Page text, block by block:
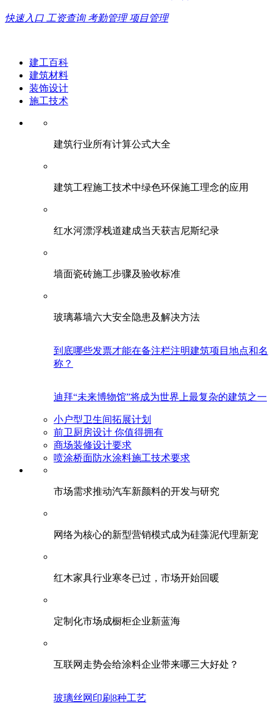
快速入口 工资查询 考勤管理 项目管理
建工百科
建筑材料
装饰设计
施工技术
建筑行业所有计算公式大全
建筑工程施工技术中绿色环保施工理念的应用
红水河漂浮栈道建成当天获吉尼斯纪录
墙面瓷砖施工步骤及验收标准
玻璃幕墙六大安全隐患及解决方法
到底哪些发票才能在备注栏注明建筑项目地点和名
称？
迪拜“未来博物馆”将成为世界上最复杂的建筑之一
小户型卫生间拓展计划
前卫厨房设计 你值得拥有
商场装修设计要求
喷涂桥面防水涂料施工技术要求
市场需求推动汽车新颜料的开发与研究
网络为核心的新型营销模式成为硅藻泥代理新宠
红木家具行业寒冬已过，市场开始回暖
定制化市场成橱柜企业新蓝海
互联网走势会给涂料企业带来哪三大好处？
玻璃丝网印刷8种工艺